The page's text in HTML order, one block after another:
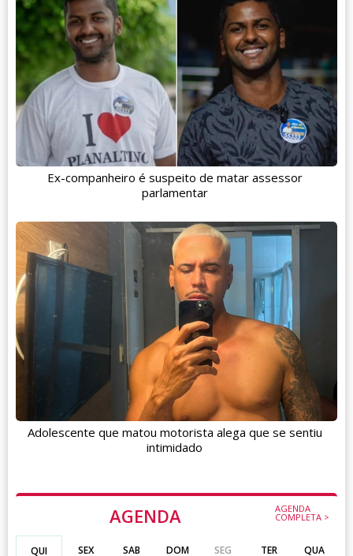
AGENDA AGENDA
COMPLETA >
QUI SEX SAB DOM SEG TER QUA
Ex-companheiro é suspeito de matar assessor
parlamentar
Adolescente que matou motorista alega que se sentiu
intimidado